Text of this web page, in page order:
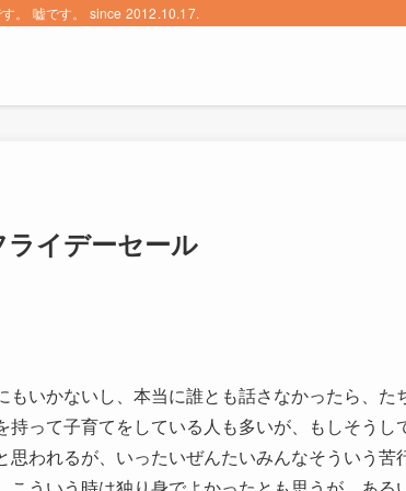
。 嘘です。 since 2012.10.17.
イデーセール
いかないし、本当に誰とも話さなかったら、た
って子育てをしている人も多いが、もしそうし
思われるが、いったいぜんたいみんなそういう苦